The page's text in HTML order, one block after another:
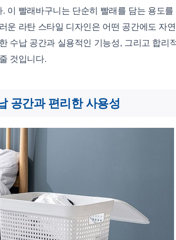
. 이 빨래바구니는 단순히 빨래를 담는 용도
운 라탄 스타일 디자인은 어떤 공간에도 자
수납 공간과 실용적인 기능성, 그리고 합리
것입니다.
공간과 편리한 사용성